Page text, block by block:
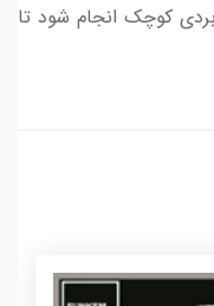
کوچک انجام شود تا